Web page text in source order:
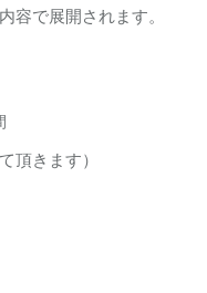
容で展開されます。
頂きます）